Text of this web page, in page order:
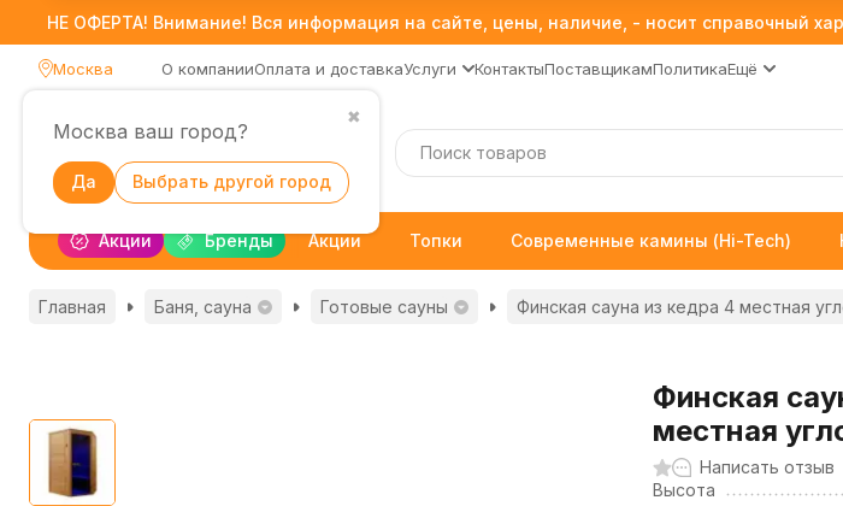
НЕ ОФЕРТА! Внимание! Вся информация на сайте, цены, наличие, - носит справочный
Москва
✖
Москва ваш город?
Да Выбрать другой город
О компанииОплата и доставкаУслуги КонтактыПоставщикамПолитикаЕщё
Акции Бренды Акции Топки Современные камины (Hi-Tech)
Главная Баня, сауна Готовые сауны Финская сауна из кедра 4 местная
Финская
местная
Написать отзыв
Высота